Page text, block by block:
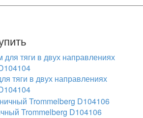
тяги в двух направлениях
Trommelberg D104106